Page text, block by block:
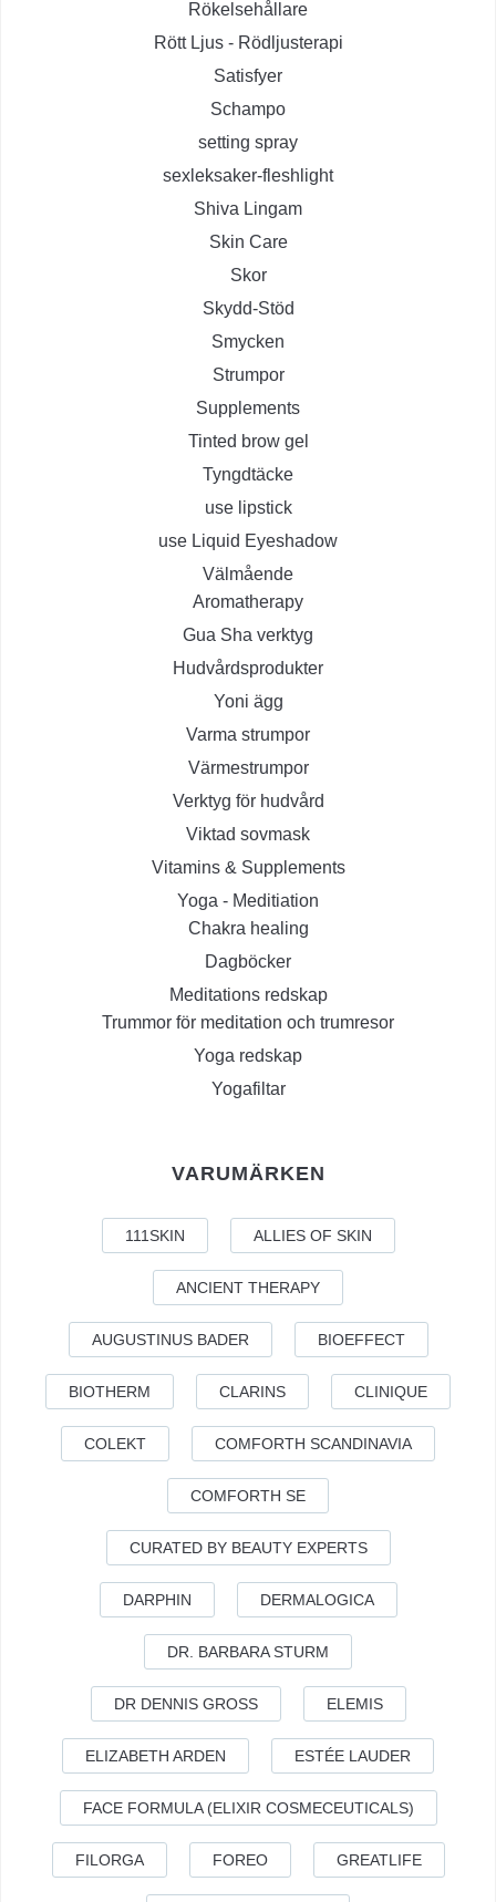
Rökelsehållare
Rött Ljus - Rödljusterapi
Satisfyer
Schampo
setting spray
sexleksaker-fleshlight
Shiva Lingam
Skin Care
Skor
Skydd-Stöd
Smycken
Strumpor
Supplements
Tinted brow gel
Tyngdtäcke
use lipstick
use Liquid Eyeshadow
Välmående
Aromatherapy
Gua Sha verktyg
Hudvårdsprodukter
Yoni ägg
Varma strumpor
Värmestrumpor
Verktyg för hudvård
Viktad sovmask
Vitamins & Supplements
Yoga - Meditiation
Chakra healing
Dagböcker
Meditations redskap
Trummor för meditation och trumresor
Yoga redskap
Yogafiltar
VARUMÄRKEN
111SKIN ALLIES OF SKIN
ANCIENT THERAPY
AUGUSTINUS BADER BIOEFFECT
BIOTHERM CLARINS CLINIQUE
COLEKT COMFORTH SCANDINAVIA
COMFORTH SE
CURATED BY BEAUTY EXPERTS
DARPHIN DERMALOGICA
DR. BARBARA STURM
DR DENNIS GROSS ELEMIS
ELIZABETH ARDEN ESTÉE LAUDER
FACE FORMULA (ELIXIR COSMECEUTICALS)
FILORGA FOREO GREATLIFE